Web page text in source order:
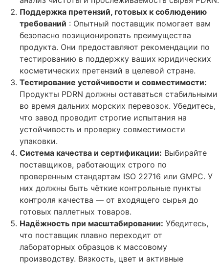
Поддержка претензий, готовых к соблюдению
требований : Опытный поставщик помогает вам
безопасно позиционировать преимущества
продукта. Они предоставляют рекомендации по
тестированию в поддержку ваших юридических
косметических претензий в целевой стране.
Тестирование устойчивости и совместимости:
Продукты PDRN должны оставаться стабильными
во время дальних морских перевозок. Убедитесь,
что завод проводит строгие испытания на
устойчивость и проверку совместимости
упаковки.
Система качества и сертификации: Выбирайте
поставщиков, работающих строго по
проверенным стандартам ISO 22716 или GMPC. У
них должны быть чёткие контрольные пункты
контроля качества — от входящего сырья до
готовых паллетных товаров.
Надёжность при масштабировании: Убедитесь,
что поставщик плавно переходит от
лабораторных образцов к массовому
производству. Вязкость, цвет и активные